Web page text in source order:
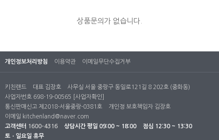
상품문의가 없습니다.
개인정보처리방침 이용약관 이메일무단수집거부
키친랜드 대표 김장호
사무실 서울 중랑구 동일로121길 8 202호 (중화동)
사업자번호 698-19-00565
[사업자확인]
통신판매신고 제2018-서울중랑-0381호
개인정 보호책임자 김장호
이메일 kitchenland@naver.com
고객센터 1600-4316 상담시간 평일 09:00 ~ 18:00
점심 12:30 ~ 13:30
토ㆍ일요일 휴무